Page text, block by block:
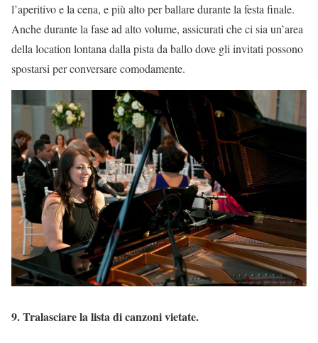
l’aperitivo e la cena, e più alto per ballare durante la festa finale.
Anche durante la fase ad alto volume, assicurati che ci sia un’area
della location lontana dalla pista da ballo dove gli invitati possono
spostarsi per conversare comodamente.
9. Tralasciare la lista di canzoni vietate.